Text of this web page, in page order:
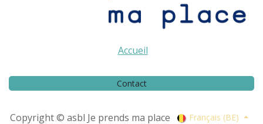
Accueil
Contact
Copyright © asbl Je prends ma place Français (BE)